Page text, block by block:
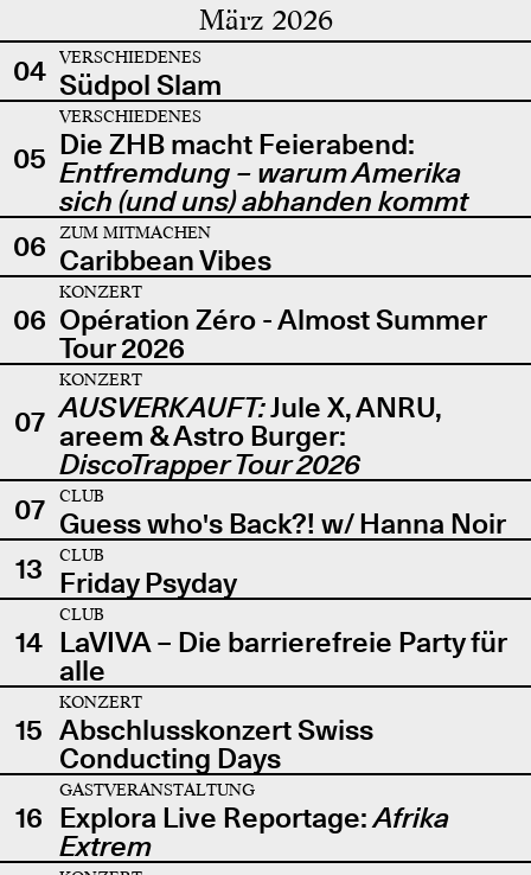
März 2026
04 VERSCHIEDENES
Südpol Slam
05
VERSCHIEDENES
Die ZHB macht Feierabend:
Entfremdung – warum Amerika
sich (und uns) abhanden kommt
06
ZUM MITMACHEN
Caribbean Vibes
06
KONZERT
Opération Zéro - Almost Summer
Tour 2026
07
KONZERT
AUSVERKAUFT:Jule X, ANRU,
areem & Astro Burger:
DiscoTrapper Tour 2026
07
CLUB
Guess who's Back?! w/ Hanna Noir
13
CLUB
Friday Psyday
14
CLUB
LaVIVA – Die barrierefreie Party für
alle
15
KONZERT
Abschlusskonzert Swiss
Conducting Days
16
GASTVERANSTALTUNG
Explora Live Reportage:Afrika
Extrem